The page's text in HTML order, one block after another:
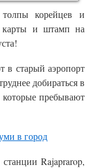
корейцев и
карты и штамп на
в старый аэропорт
добираться в
пребывают
в город
Rajaprarop,